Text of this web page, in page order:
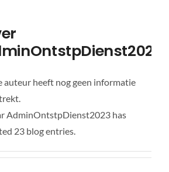
auteur heeft nog geen informatie
AdminOntstpDienst2023 has
23 blog entries.